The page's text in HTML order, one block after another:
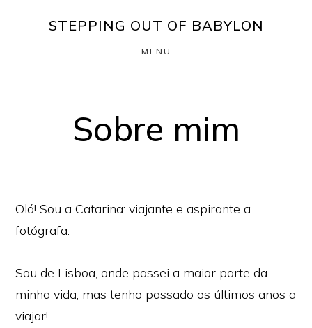
STEPPING OUT OF BABYLON
MENU
Sobre mim
Olá! Sou a Catarina: viajante e aspirante a
fotógrafa.
Sou de Lisboa, onde passei a maior parte da
minha vida, mas tenho passado os últimos anos a
viajar!